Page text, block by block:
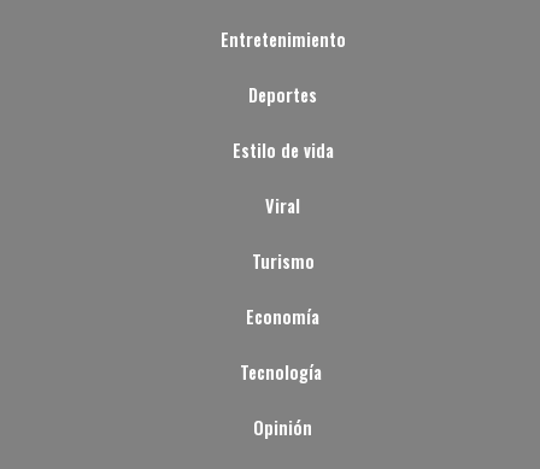
Entretenimiento
Deportes
Estilo de vida
Viral
Turismo
Economía
Tecnología
Opinión